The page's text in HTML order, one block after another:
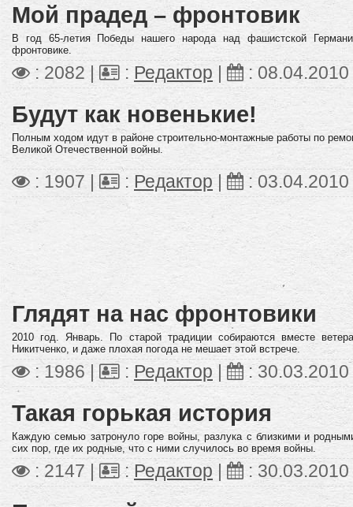
Мой прадед – фронтовик
В год 65-летия Победы нашего народа над фашистской
фронтовике.
: 2082 | : Редактор : 08.04.2010
Будут как новенькие!
Полным ходом идут в районе строительно-монтажные работы по
Великой Отечественной войны.
: 1907 | : Редактор : 03.04.2010
Глядят на нас фронтовики
2010 год. Январь. По старой традиции собираются вместе
Никитченко, и даже плохая погода не мешает этой встрече.
: 1986 | : Редактор :30.03.2010
Такая горькая история
Каждую семью затронуло горе войны, разлука с близкими и
сих пор, где их родные, что с ними случилось во время войны.
: 2147 | : Редактор : 30.03.2010